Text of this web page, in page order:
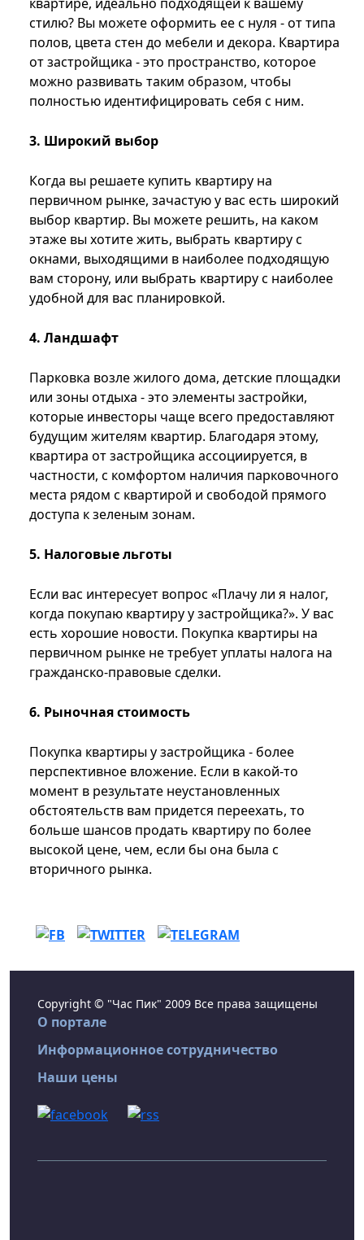
стилю? Вы можете оформить ее с нуля - от типа
полов, цвета стен до мебели и декора. Квартира
от застройщика - это пространство, которое
можно развивать таким образом, чтобы
полностью идентифицировать себя с ним.
3. Широкий выбор
Когда вы решаете купить квартиру на
первичном рынке, зачастую у вас есть широкий
выбор квартир. Вы можете решить, на каком
этаже вы хотите жить, выбрать квартиру с
окнами, выходящими в наиболее подходящую
вам сторону, или выбрать квартиру с наиболее
удобной для вас планировкой.
4. Ландшафт
Парковка возле жилого дома, детские площадки
или зоны отдыха - это элементы застройки,
которые инвесторы чаще всего предоставляют
будущим жителям квартир. Благодаря этому,
квартира от застройщика ассоциируется, в
частности, с комфортом наличия парковочного
места рядом с квартирой и свободой прямого
доступа к зеленым зонам.
5. Налоговые льготы
Если вас интересует вопрос «Плачу ли я налог,
когда покупаю квартиру у застройщика?». У вас
есть хорошие новости. Покупка квартиры на
первичном рынке не требует уплаты налога на
гражданско-правовые сделки.
6. Рыночная стоимость
Покупка квартиры у застройщика - более
перспективное вложение. Если в какой-то
момент в результате неустановленных
обстоятельств вам придется переехать, то
больше шансов продать квартиру по более
высокой цене, чем, если бы она была с
вторичного рынка.
Copyright © "Час Пик" 2009 Все права защищены
О портале
Информационное сотрудничество
Наши цены